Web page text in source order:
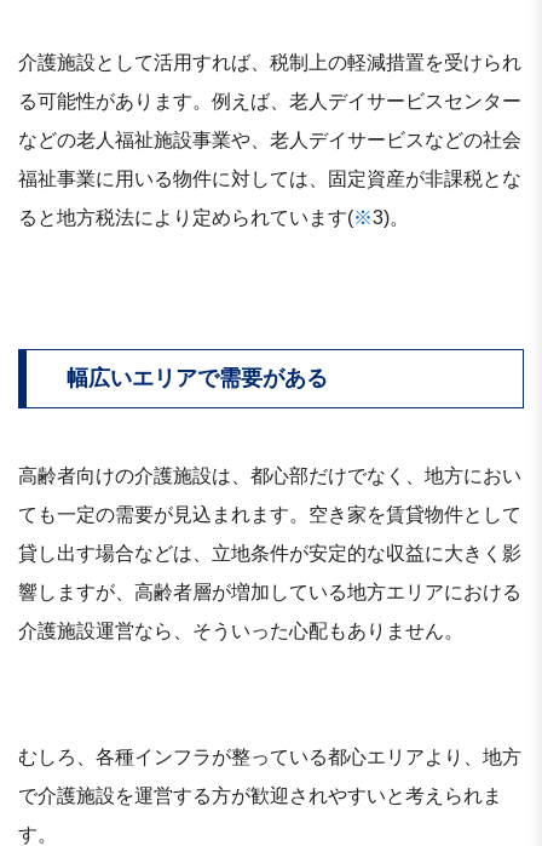
介護施設として活用すれば、税制上の軽減措置を受けられ
る可能性があります。例えば、老人デイサービスセンター
などの老人福祉施設事業や、老人デイサービスなどの社会
福祉事業に用いる物件に対しては、固定資産が非課税とな
ると地方税法により定められています(※3)。
幅広いエリアで需要がある
高齢者向けの介護施設は、都心部だけでなく、地方におい
ても一定の需要が見込まれます。空き家を賃貸物件として
貸し出す場合などは、立地条件が安定的な収益に大きく影
響しますが、高齢者層が増加している地方エリアにおける
介護施設運営なら、そういった心配もありません。
むしろ、各種インフラが整っている都心エリアより、地方
で介護施設を運営する方が歓迎されやすいと考えられま
す。